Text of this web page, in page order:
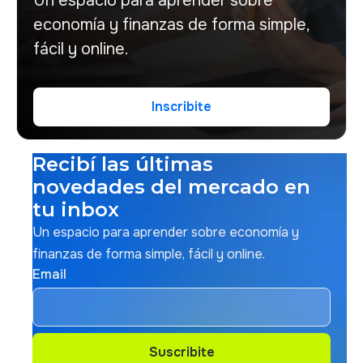
economía y finanzas de forma simple,
fácil y online.
Inscribite
Recibí las últimas
novedades del mercado en
tu inbox
Un espacio para aprender sobre economía y
finanzas de forma simple, fácil y online.
Email
Suscribite